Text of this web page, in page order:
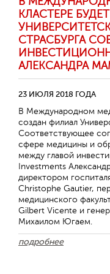
КЛАСТЕРЕ
СТРАСБУРГА
АЛЕКСАНДРА
23 ИЮЛЯ 2018 ГОДА
В Международном
создан филиал
Соответствующее
сфере медицины и
между главой
Investments
директором
Christophe Gautier,
медицинского
Gilbert Vicente и
Михаилом Югаем.
подробнее